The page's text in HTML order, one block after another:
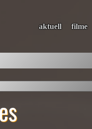
aktuell filme